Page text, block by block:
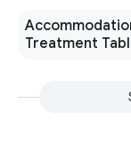
Treatment